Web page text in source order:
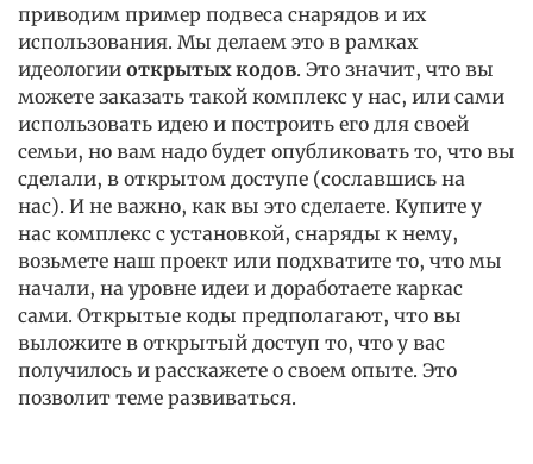
приводим пример подвеса снарядов и их
использования. Мы делаем это в рамках
идеологии открытых кодов. Это значит, что вы
можете заказать такой комплекс у нас, или сами
использовать идею и построить его для своей
семьи, но вам надо будет опубликовать то, что вы
сделали, в открытом доступе (сославшись на
нас). И не важно, как вы это сделаете. Купите у
нас комплекс с установкой, снаряды к нему,
возьмете наш проект или подхватите то, что мы
начали, на уровне идеи и доработаете каркас
сами. Открытые коды предполагают, что вы
выложите в открытый доступ то, что у вас
получилось и расскажете о своем опыте. Это
позволит теме развиваться.